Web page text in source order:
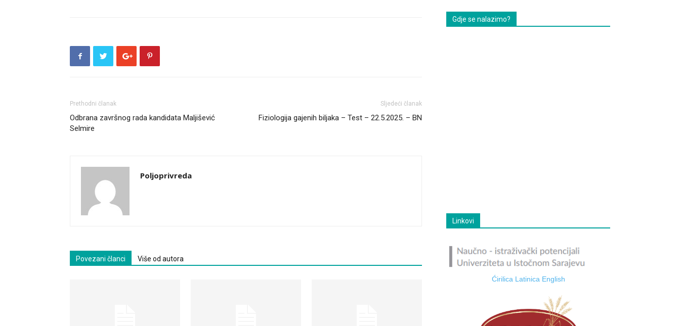
Prethodni članak
Odbrana završnog rada kandidata Maljišević
Selmire
Sljedeći članak
Fiziologija gajenih biljaka – Test – 22.5.2025. – BN
Poljoprivreda
Povezani članci Više od autora
Gdje se nalazimo?
Linkovi
Ćirilica Latinica English